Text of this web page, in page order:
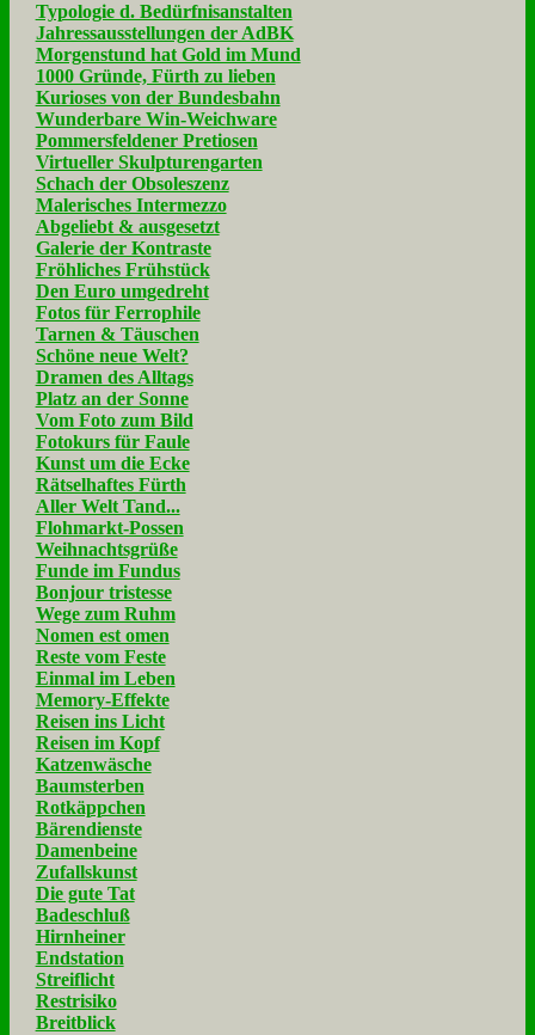
Typologie d. Bedürfnisanstalten
Jahressausstellungen der AdBK
Morgenstund hat Gold im Mund
1000 Gründe, Fürth zu lieben
Kurioses von der Bundesbahn
Wunderbare Win-Weichware
Pommersfeldener Pretiosen
Virtueller Skulpturengarten
Schach der Obsoleszenz
Malerisches Intermezzo
Abgeliebt & ausgesetzt
Galerie der Kontraste
Fröhliches Frühstück
Den Euro umgedreht
Fotos für Ferrophile
Tarnen & Täuschen
Schöne neue Welt?
Dramen des Alltags
Platz an der Sonne
Vom Foto zum Bild
Fotokurs für Faule
Kunst um die Ecke
Rätselhaftes Fürth
Aller Welt Tand...
Flohmarkt-Possen
Weihnachtsgrüße
Funde im Fundus
Bonjour tristesse
Wege zum Ruhm
Nomen est omen
Reste vom Feste
Einmal im Leben
Memory-Effekte
Reisen ins Licht
Reisen im Kopf
Katzenwäsche
Baumsterben
Rotkäppchen
Bärendienste
Damenbeine
Zufallskunst
Die gute Tat
Badeschluß
Hirnheiner
Endstation
Streiflicht
Restrisiko
Breitblick